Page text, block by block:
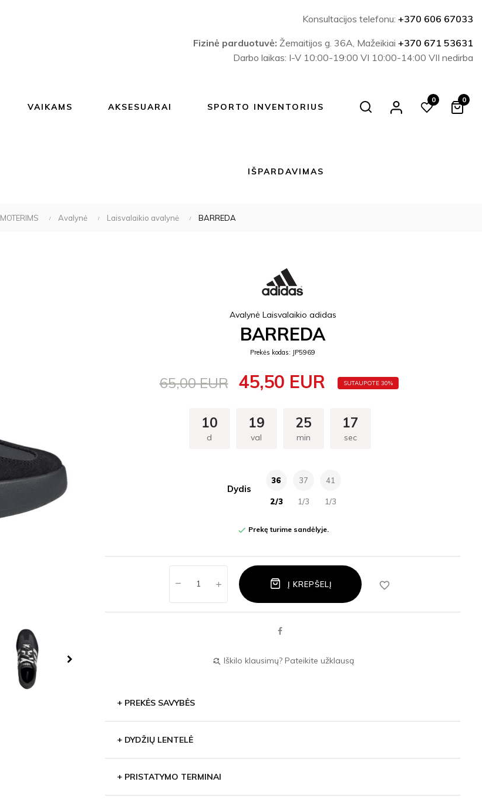
Konsultacijos telefonu: +370 606 67033
Fizinė parduotuvė: Žemaitijos g. 36A, Mažeikiai +370 671 53631
Darbo laikas: I-V 10:00-19:00 VI 10:00-14:00 VII nedirba
VAIKAMS AKSESUARAI SPORTO INVENTORIUS
IŠPARDAVIMAS
Search
0 0
MOTERIMS Avalynė Laisvalaikio avalynė BARREDA
Avalynė Laisvalaikio adidas
BARREDA
Prekės kodas: JP5969
65,00 EUR 45,50 EUR SUTAUPOTE 30%
10
d
19
val
25
min
16
sec
Dydis
36
2/3
37
1/3
41
1/3
 Prekę turime sandėlyje.
Į KREPŠELĮ favorite_border
find_replace Iškilo klausimų? Pateikite užklausą
+ PREKĖS SAVYBĖS
+ DYDŽIŲ LENTELĖ
+ PRISTATYMO TERMINAI